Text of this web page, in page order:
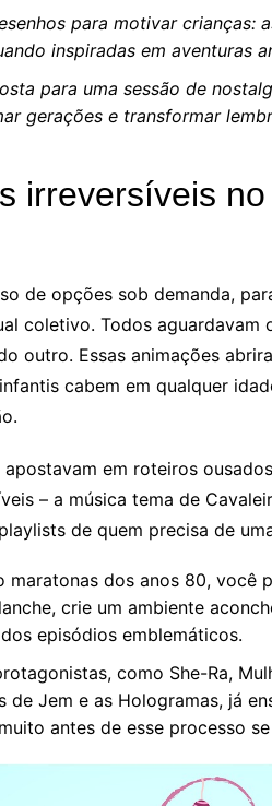
para motivar crianças:
inspiradas em aventuras
para uma sessão de
gerações e transformar
irreversíveis
de opções sob demanda,
coletivo. Todos
outro. Essas animações
cabem em qualquer
em roteiros
– a música tema de
de quem precisa de
maratonas dos anos 80, você
crie um ambiente
episódios emblemáticos.
como She-Ra,
de Jem e as Hologramas, já
antes de esse processo